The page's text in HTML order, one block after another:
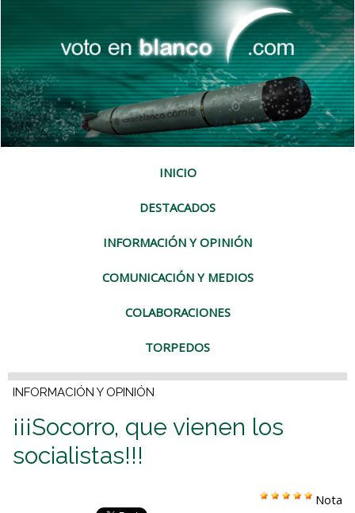
INICIO
DESTACADOS
INFORMACIÓN Y OPINIÓN
COMUNICACIÓN Y MEDIOS
COLABORACIONES
TORPEDOS
INFORMACIÓN Y OPINIÓN
¡¡¡Socorro, que vienen los
socialistas!!!
Nota